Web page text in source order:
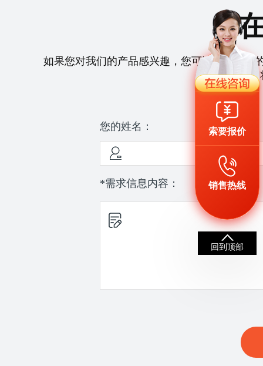
如果您对我们的产品感兴趣，您可以拨打我们
们
您的姓名：
*需求信息内容：
索要报价
销售热线
回到顶部